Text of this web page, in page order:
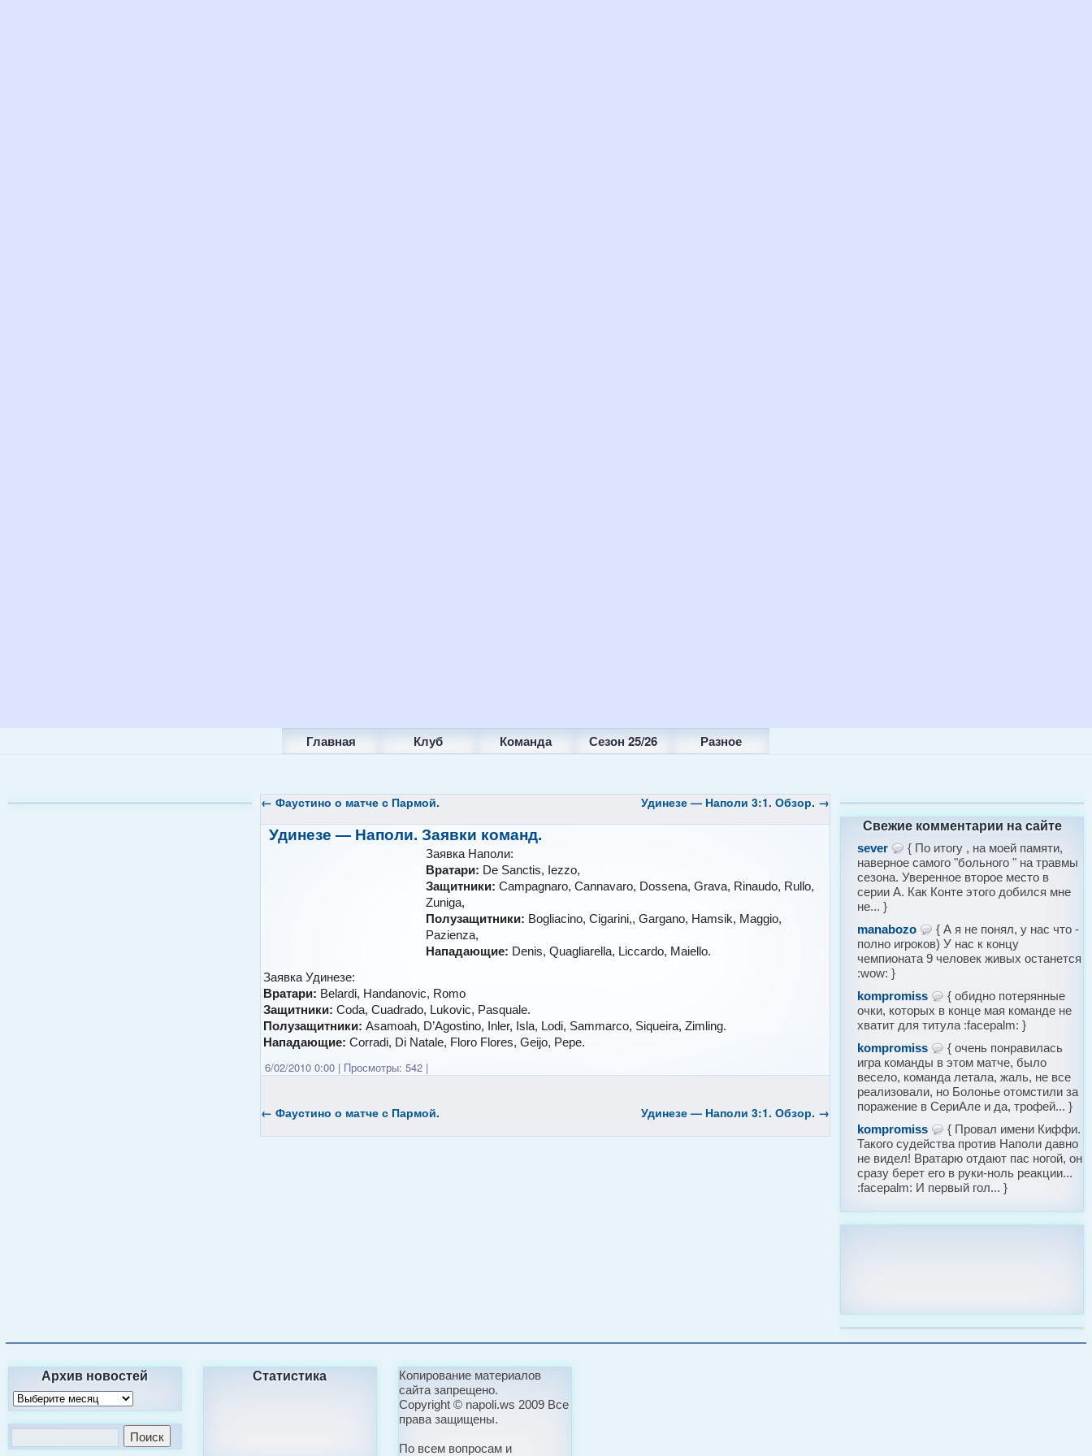
Главная Клуб Команда Сезон 25/26 Разное
← Фаустино о матче с Пармой. Удинезе — Наполи 3:1. Обзор. →
Удинезе — Наполи. Заявки команд.
Заявка Наполи:
Вратари: De Sanctis, Iezzo,
Защитники: Campagnaro, Cannavaro, Dossena, Grava, Rinaudo, Rullo,
Zuniga,
Полузащитники: Bogliacino, Cigarini,, Gargano, Hamsik, Maggio,
Pazienza,
Нападающие: Denis, Quagliarella, Liccardo, Maiello.
Заявка Удинезе:
Вратари: Belardi, Handanovic, Romo
Защитники: Coda, Cuadrado, Lukovic, Pasquale.
Полузащитники: Asamoah, D’Agostino, Inler, Isla, Lodi, Sammarco, Siqueira, Zimling.
Нападающие: Corradi, Di Natale, Floro Flores, Geijo, Pepe.
6/02/2010 0:00 | Просмотры: 542|
← Фаустино о матче с Пармой. Удинезе — Наполи 3:1. Обзор. →
Свежие комментарии на сайте
sever
{ По итогу , на моей памяти,
наверное самого "больного " на травмы
сезона. Уверенное второе место в
серии А. Как Конте этого добился мне
не... }
manabozo
{ А я не понял, у нас что -
полно игроков) У нас к концу
чемпионата 9 человек живых останется
:wow: }
kompromiss
{ обидно потерянные
очки, которых в конце мая команде не
хватит для титула :facepalm: }
kompromiss
{ очень понравилась
игра команды в этом матче, было
весело, команда летала, жаль, не все
реализовали, но Болонье отомстили за
поражение в СериАле и да, трофей... }
kompromiss
{ Провал имени Киффи.
Такого судейства против Наполи давно
не видел! Вратарю отдают пас ногой, он
сразу берет его в руки-ноль реакции...
:facepalm: И первый гол... }
Архив новостей Статистика
Копирование материалов
сайта запрещено.
Copyright © napoli.ws 2009 Все
права защищены.
По всем вопросам и